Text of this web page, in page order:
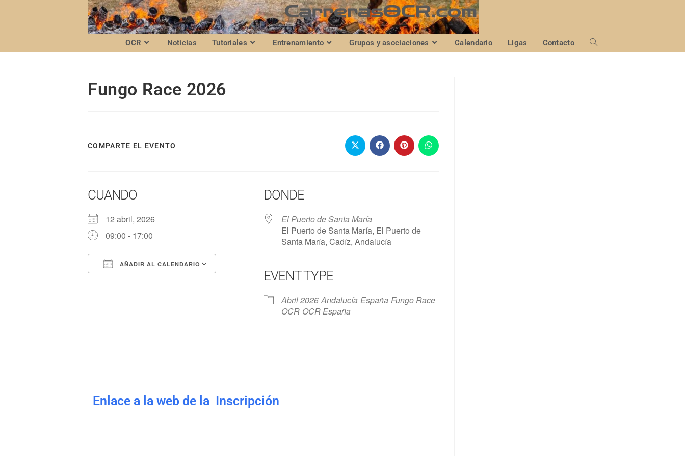
OCR Noticias Tutoriales Entrenamiento Grupos y asociaciones Calendario Ligas Contacto
Fungo Race 2026
COMPARTE EL EVENTO
CUANDO
12 abril, 2026
09:00 - 17:00
AÑADIR AL CALENDARIO
Google Calendar
DONDE
El Puerto de Santa María
El Puerto de Santa María, El Puerto de
Santa María, Cadíz, Andalucía
EVENT TYPE
Abril 2026 Andalucía España Fungo Race
OCR OCR España
Enlace a la web de la Inscripción